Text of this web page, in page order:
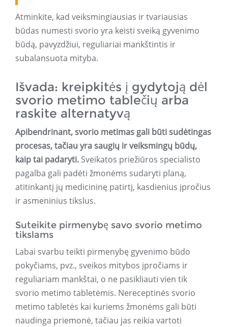
Atminkite, kad veiksmingiausias ir tvariausias
būdas numesti svorio yra keisti sveiką gyvenimo
būdą, pavyzdžiui, reguliariai mankštintis ir
subalansuota mityba.
Išvada: kreipkitės į gydytoją dėl
svorio metimo tablečių arba
raskite alternatyvą
Apibendrinant, svorio metimas gali būti sudėtingas
procesas, tačiau yra saugių ir veiksmingų būdų,
kaip tai padaryti. Sveikatos priežiūros specialisto
pagalba gali padėti žmonėms sudaryti planą,
atitinkantį jų medicininę patirtį, kasdienius įpročius
ir asmeninius tikslus.
Suteikite pirmenybę savo svorio metimo
tikslams
Labai svarbu teikti pirmenybę gyvenimo būdo
pokyčiams, pvz., sveikos mitybos įpročiams ir
reguliariam mankštai, o ne pasikliauti vien tik
svorio metimo tabletėmis. Nereceptinės svorio
metimo tabletės kai kuriems žmonėms gali būti
naudinga priemonė, tačiau jas reikia vartoti